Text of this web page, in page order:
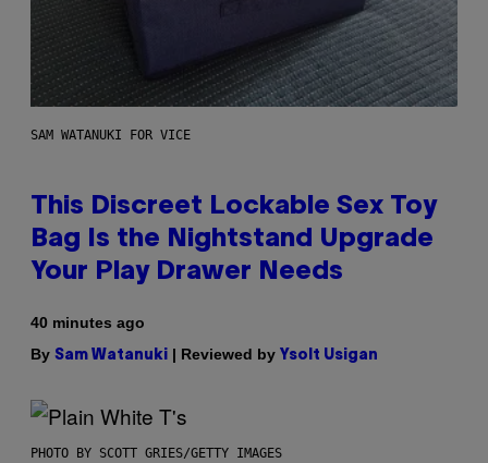
SAM WATANUKI FOR VICE
This Discreet Lockable Sex Toy
Bag Is the Nightstand Upgrade
Your Play Drawer Needs
40 minutes ago
By Sam Watanuki | Reviewed by Ysolt Usigan
PHOTO BY SCOTT GRIES/GETTY IMAGES